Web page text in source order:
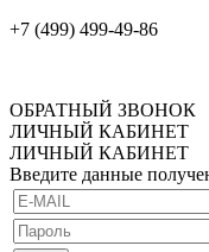
+7 (499) 499-49-86
ОБРАТНЫЙ ЗВОНОК
ЛИЧНЫЙ КАБИНЕТ
ЛИЧНЫЙ КАБИНЕТ
Введите данные